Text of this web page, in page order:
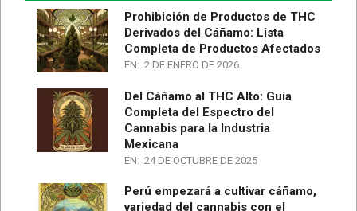
Prohibición de Productos de THC
Derivados del Cáñamo: Lista
Completa de Productos Afectados
EN: 2 DE ENERO DE 2026
Del Cáñamo al THC Alto: Guía
Completa del Espectro del
Cannabis para la Industria
Mexicana
EN: 24 DE OCTUBRE DE 2025
Perú empezará a cultivar cáñamo,
variedad del cannabis con el